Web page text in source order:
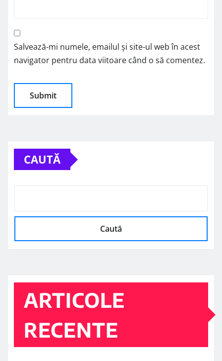
Salvează-mi numele, emailul și site-ul web în acest
navigator pentru data viitoare când o să comentez.
CAUTĂ
Caută
ARTICOLE
RECENTE